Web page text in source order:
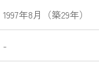
1997年8月（築29年）
-